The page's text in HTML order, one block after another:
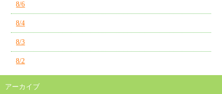
8/6
8/4
8/3
8/2
アーカイブ